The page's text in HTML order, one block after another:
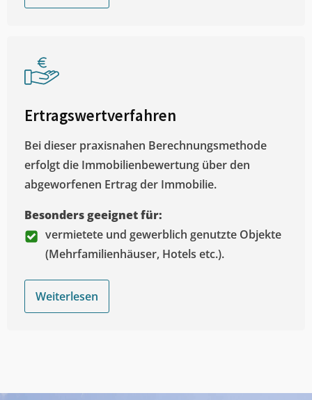
Ertragswertverfahren
Bei dieser praxisnahen Berechnungsmethode
erfolgt die Immobilienbewertung über den
abgeworfenen Ertrag der Immobilie.
Besonders geeignet für:
vermietete und gewerblich genutzte Objekte
(Mehrfamilienhäuser, Hotels etc.).
Weiterlesen